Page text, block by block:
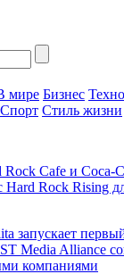
мире Бизнес
Спорт Стиль жизни
Rock Cafe и Coca-
Hard Rock Rising
запускает
Media Alliance
компаниями